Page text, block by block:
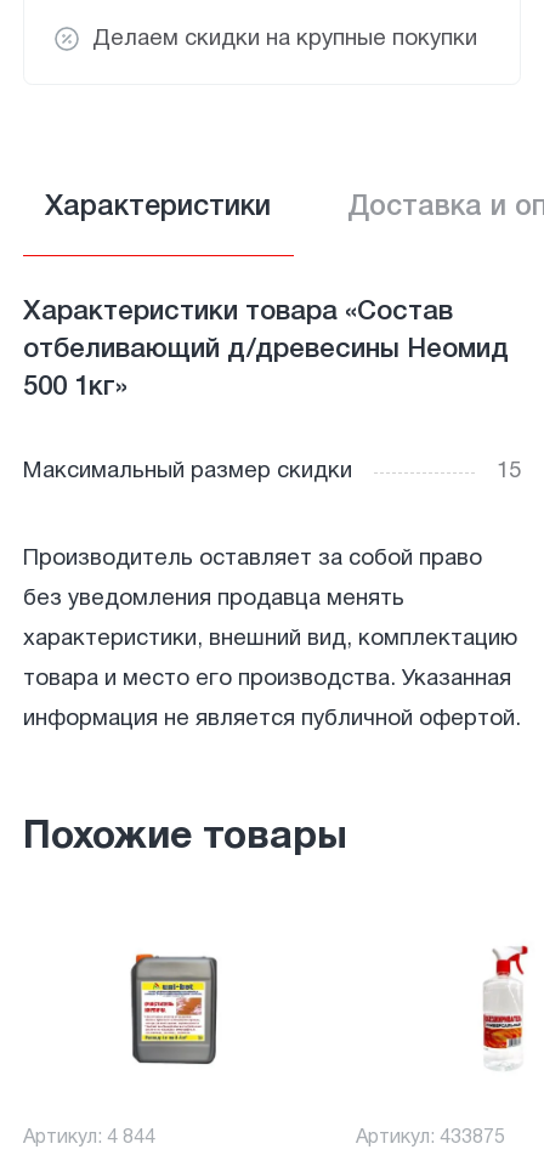
Делаем скидки на крупные покупки
Характеристики Доставка и
Характеристики товара «Состав
отбеливающий д/древесины Неомид
500 1кг»
Максимальный размер скидки 15
Производитель оставляет за собой право
без уведомления продавца менять
характеристики, внешний вид, комплектацию
товара и место его производства. Указанная
информация не является публичной офертой.
Похожие товары
Артикул: 4 844 Артикул: 433875